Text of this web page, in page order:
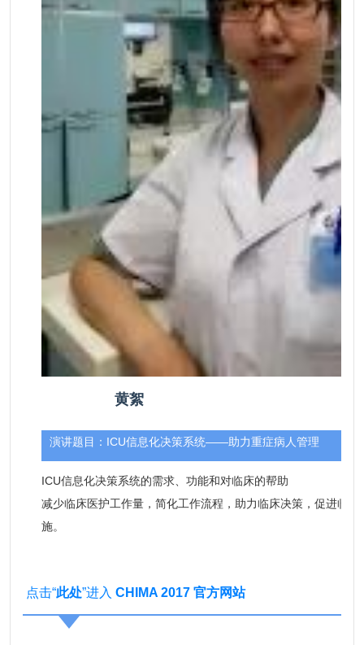
黄絮
演讲题目： ICU信息化决策系统——助力重症病人管理
ICU信息化决策系统的需求、功能和对临床的帮助
减少临床医护工作量，简化工作流程，助力临床决策，促进临床
施。
点击“此处”进入 CHIMA 2017 官方网站